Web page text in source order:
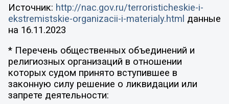
Источник: http://nac.gov.ru/terroristicheskie-i-
ekstremistskie-organizacii-i-materialy.html данные
на 16.11.2023
* Перечень общественных объединений и
религиозных организаций в отношении
которых судом принято вступившее в
законную силу решение о ликвидации или
запрете деятельности: